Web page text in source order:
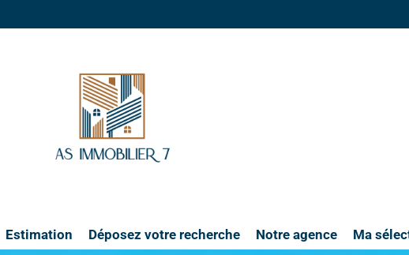
Estimation Déposez votre recherche Notre agence Ma